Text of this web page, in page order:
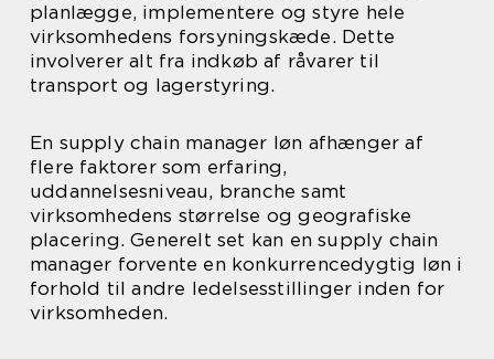
planlægge, implementere og styre hele
virksomhedens forsyningskæde. Dette
involverer alt fra indkøb af råvarer til
transport og lagerstyring.
En supply chain manager løn afhænger af
flere faktorer som erfaring,
uddannelsesniveau, branche samt
virksomhedens størrelse og geografiske
placering. Generelt set kan en supply chain
manager forvente en konkurrencedygtig løn i
forhold til andre ledelsesstillinger inden for
virksomheden.